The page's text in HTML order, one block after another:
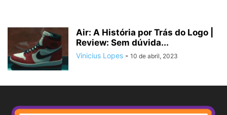
Air: A História por Trás do Logo |
Review: Sem dúvida...
Vinicius Lopes - 10 de abril, 2023